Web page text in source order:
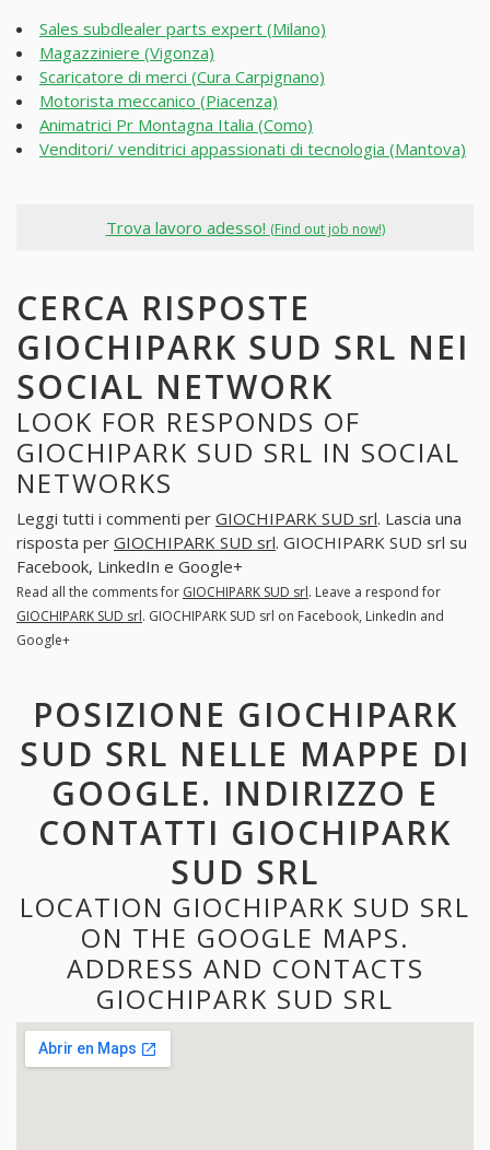
Sales subdlealer parts expert (Milano)
Magazziniere (Vigonza)
Scaricatore di merci (Cura Carpignano)
Motorista meccanico (Piacenza)
Animatrici Pr Montagna Italia (Como)
Venditori/ venditrici appassionati di tecnologia (Mantova)
Trova lavoro adesso! (Find out job now!)
CERCA RISPOSTE
GIOCHIPARK SUD SRL NEI
SOCIAL NETWORK
LOOK FOR RESPONDS OF
GIOCHIPARK SUD SRL IN SOCIAL
NETWORKS
Leggi tutti i commenti per GIOCHIPARK SUD srl. Lascia una
risposta per GIOCHIPARK SUD srl. GIOCHIPARK SUD srl su
Facebook, LinkedIn e Google+
Read all the comments for GIOCHIPARK SUD srl. Leave a respond for
GIOCHIPARK SUD srl. GIOCHIPARK SUD srl on Facebook, LinkedIn and
Google+
POSIZIONE GIOCHIPARK
SUD SRL NELLE MAPPE DI
GOOGLE. INDIRIZZO E
CONTATTI GIOCHIPARK
SUD SRL
LOCATION GIOCHIPARK SUD SRL
ON THE GOOGLE MAPS.
ADDRESS AND CONTACTS
GIOCHIPARK SUD SRL